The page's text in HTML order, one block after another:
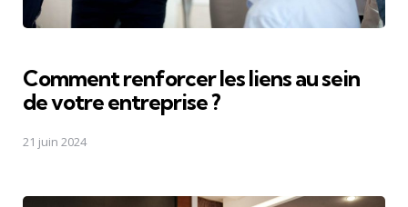
Comment renforcer les liens au sein
de votre entreprise ?
21 juin 2024